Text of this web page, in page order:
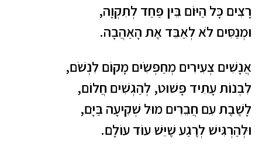
רָצִים כָּל הַיּוֹם בֵּין פַּחַד לְתִקְוָה,
וּמְנַסִּים לֹא לְאַבֵּד אֶת הָאַהֲבָה.
אֲנָשִׁים צְעִירִים מְחַפְּשִׂים מָקוֹם לִנְשֹׁם,
לִבְנוֹת עָתִיד פָּשׁוּט, לְהַגְשִׁים חֲלוֹם,
לָשֶׁבֶת עִם חֲבֵרִים מוּל שְׁקִיעָה בַּיָּם,
וּלְהַרְגִּישׁ לְרֶגַע שֶׁיֵּשׁ עוֹד עוֹלָם.